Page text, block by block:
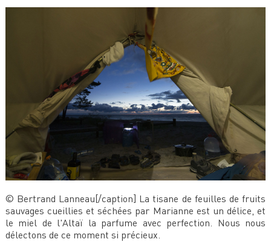
© Bertrand Lanneau[/caption] La tisane de feuilles de fruits
sauvages cueillies et séchées par Marianne est un délice, et
le miel de l'Altaï la parfume avec perfection. Nous nous
délectons de ce moment si précieux.